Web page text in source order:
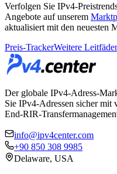
Verfolgen Sie IPv4-
Angebote auf unserem
aktualisiert mit den neuesten
Preis-TrackerWeitere
Der globale IPv4-Adress-
Sie IPv4-Adressen sicher
End-RIR-
info@ipv4center.com
+90 850 308 9985
Delaware, USA